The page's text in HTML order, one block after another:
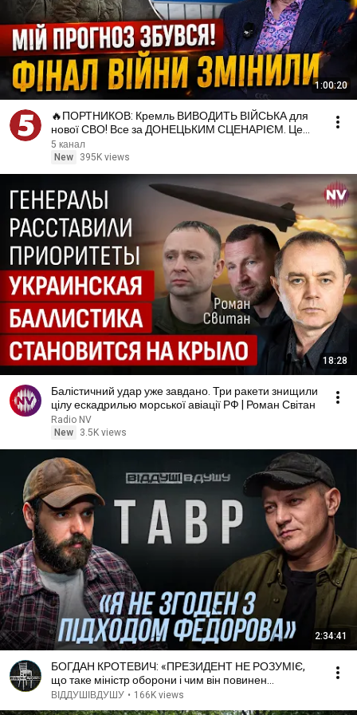
1:00:20
🔥ПОРТНИКОВ: Кремль ВИВОДИТЬ ВІЙСЬКА для
нової СВО! Все за ДОНЕЦЬКИМ СЦЕНАРІЄМ. Це
шанс для УКРАЇНИ
5 канал
New
395K views
18:28
Балістичний удар уже завдано. Три ракети знищили
цілу ескадрилью морської авіації РФ | Роман Світан
Radio NV
New
3.5K views
2:34:41
БОГДАН КРОТЕВИЧ: «ПРЕЗИДЕНТ НЕ РОЗУМІЄ,
що таке міністр оборони і чим він повинен
займатися»
ВІДДУШІВДУШУ • 166K views